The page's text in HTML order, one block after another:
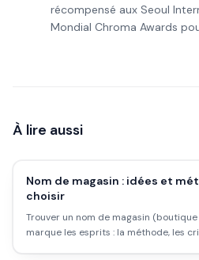
récompensé aux Seoul
Mondial Chroma Awards
À lire aussi
Nom de magasin : idées et
choisir
Trouver un nom de magasin
marque les esprits : la méthode, les